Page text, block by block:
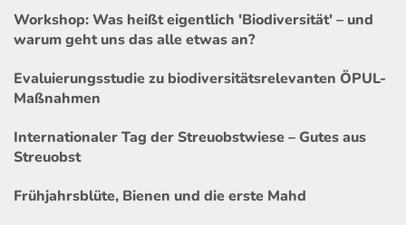
Workshop: Was heißt eigentlich 'Biodiversität' – und
warum geht uns das alle etwas an?
Evaluierungsstudie zu biodiversitätsrelevanten ÖPUL-
Maßnahmen
Internationaler Tag der Streuobstwiese – Gutes aus
Streuobst
Frühjahrsblüte, Bienen und die erste Mahd